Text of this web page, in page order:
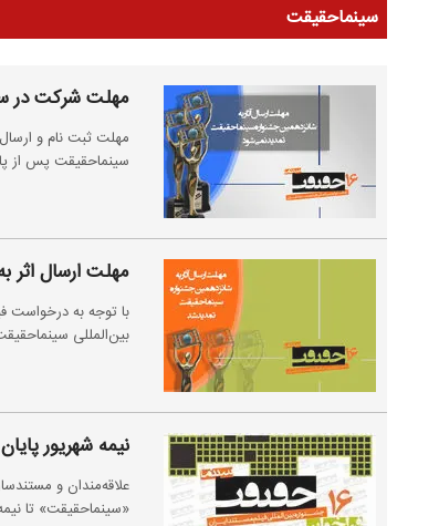
سینماحقیقت
مهلت شرکت در
مهلت ثبت نام و
سینماحقیقت پس از
مهلت ارسال اثر
با توجه به درخواست
بین‌المللی
نیمه شهریور
علاقه‌مندان و
«سینماحقیقت» تا